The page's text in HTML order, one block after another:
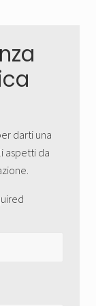
darti una
aspetti da